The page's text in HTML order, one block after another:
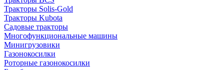
Тракторы Solis-Gold
Тракторы Kubota
Садовые тракторы
Многофункциональные машины
Минигрузовики
Газонокосилки
Роторные газонокосилки